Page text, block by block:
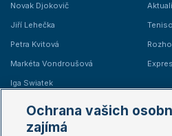
Novak Djokovič
Jiří Lehečka
Petra Kvitová
Markéta Vondroušová
Iga Swiatek
Žebříčky
Ochrana vašich
zajímá